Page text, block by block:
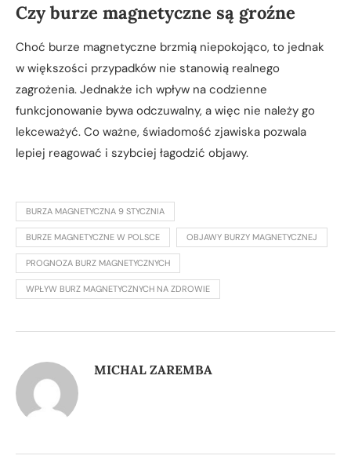
Czy burze magnetyczne są groźne
Choć burze magnetyczne brzmią niepokojąco, to jednak
w większości przypadków nie stanowią realnego
zagrożenia. Jednakże ich wpływ na codzienne
funkcjonowanie bywa odczuwalny, a więc nie należy go
lekceważyć. Co ważne, świadomość zjawiska pozwala
lepiej reagować i szybciej łagodzić objawy.
BURZA MAGNETYCZNA 9 STYCZNIA
BURZE MAGNETYCZNE W POLSCE OBJAWY BURZY MAGNETYCZNEJ
PROGNOZA BURZ MAGNETYCZNYCH
WPŁYW BURZ MAGNETYCZNYCH NA ZDROWIE
MICHAL ZAREMBA